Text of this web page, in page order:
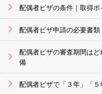
配偶者ビザの条件｜取得
配偶者ビザ申請の必要書類
配偶者ビザの審査期間は
備
配偶者ビザで「３年」「